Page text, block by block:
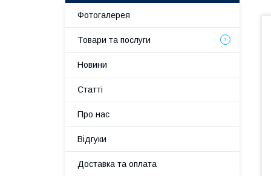
Фотогалерея
Товари та послуги
Новини
Статті
Про нас
Відгуки
Доставка та оплата